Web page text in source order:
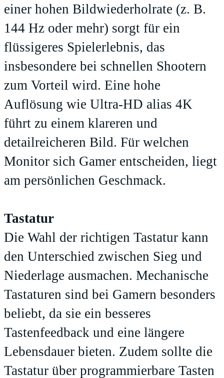
einer hohen Bildwiederholrate (z. B.
144 Hz oder mehr) sorgt für ein
flüssigeres Spielerlebnis, das
insbesondere bei schnellen Shootern
zum Vorteil wird. Eine hohe
Auflösung wie Ultra-HD alias 4K
führt zu einem klareren und
detailreicheren Bild. Für welchen
Monitor sich Gamer entscheiden, liegt
am persönlichen Geschmack.
Tastatur
Die Wahl der richtigen Tastatur kann
den Unterschied zwischen Sieg und
Niederlage ausmachen. Mechanische
Tastaturen sind bei Gamern besonders
beliebt, da sie ein besseres
Tastenfeedback und eine längere
Lebensdauer bieten. Zudem sollte die
Tastatur über programmierbare Tasten